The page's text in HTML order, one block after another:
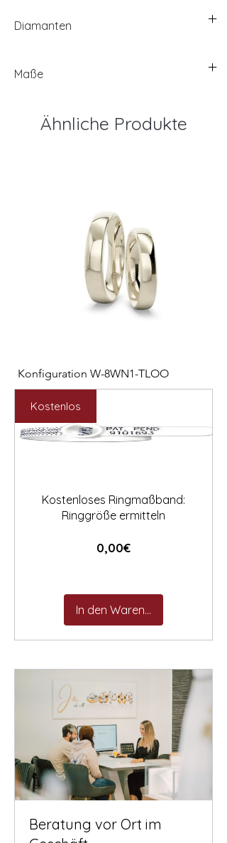
Diamanten
Maße
Ähnliche Produkte
Konfiguration W-8WN1-TLOO
Preis
2.547,00 €
Preis
Kostenlos
Kostenloses Ringmaßband:
Ringgröße ermitteln
0,00€Preis
In den Warenkorb
Beratung vor Ort im